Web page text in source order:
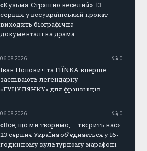
«Кузьма: Страшно веселий»: 13
серпня у всеукраїнський прокат
виходить біографічна
документальна драма
06.08.2026 0
Іван Попович та FIÏNKA вперше
заспівають легендарну
«ГУЦУЛЯНКУ» для франківців
06.08.2026 0
«Все, що ми творимо, — творить нас»:
23 серпня Україна об’єднається у 16-
годинному культурному марафоні